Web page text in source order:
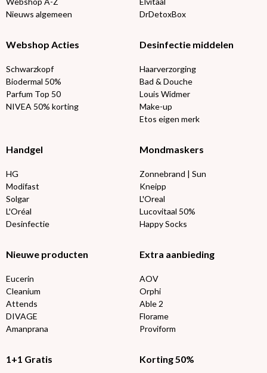
Nieuws algemeen
DrDetoxBox
Webshop Acties
Schwarzkopf
Biodermal 50%
Parfum Top 50
NIVEA 50% korting
Desinfectie middelen
Haarverzorging
Bad & Douche
Louis Widmer
Make-up
Etos eigen merk
Handgel
HG
Modifast
Solgar
L'Oréal
Desinfectie
Mondmaskers
Zonnebrand | Sun
Kneipp
L'Oreal
Lucovitaal 50%
Happy Socks
Nieuwe producten
Eucerin
Cleanium
Attends
DIVAGE
Amanprana
Extra aanbieding
AOV
Orphi
Able 2
Florame
Proviform
1+1 Gratis Korting 50%